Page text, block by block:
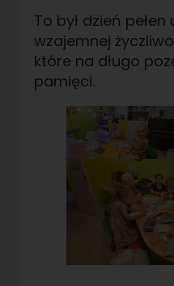
To był dzień
wzajemnej
które na długo
pamięci.